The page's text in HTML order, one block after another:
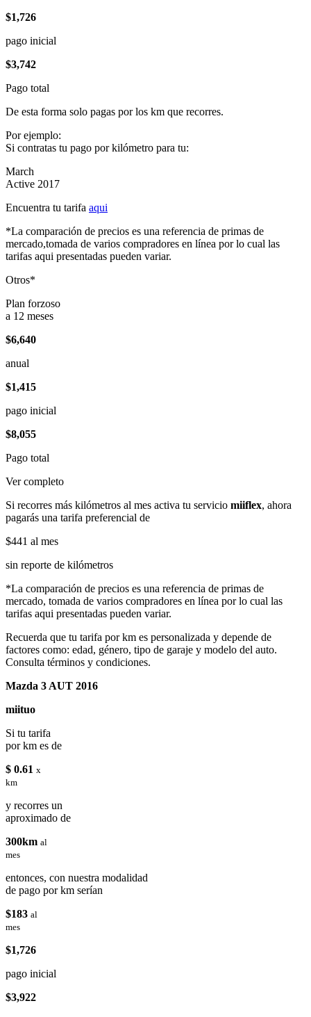
$1,726
pago inicial
$3,742
Pago total
De esta forma solo pagas por los km que recorres.
Por ejemplo:
Si contratas tu pago por kilómetro para tu:
March
Active 2017
Encuentra tu tarifa aqui
*La comparación de precios es una referencia de primas de
mercado,tomada de varios compradores en línea por lo cual las
tarifas aqui presentadas pueden variar.
Otros*
Plan forzoso
a 12 meses
$6,640
anual
$1,415
pago inicial
$8,055
Pago total
Ver completo
Si recorres más kilómetros al mes activa tu servicio miiflex, ahora
pagarás una tarifa preferencial de
$441 al mes
sin reporte de kilómetros
*La comparación de precios es una referencia de primas de
mercado, tomada de varios compradores en línea por lo cual las
tarifas aqui presentadas pueden variar.
Recuerda que tu tarifa por km es personalizada y depende de
factores como: edad, género, tipo de garaje y modelo del auto.
Consulta términos y condiciones.
Mazda 3 AUT 2016
miituo
Si tu tarifa
por km es de
$ 0.61 x
km
y recorres un
aproximado de
300km al
mes
entonces, con nuestra modalidad
de pago por km serían
$183 al
mes
$1,726
pago inicial
$3,922